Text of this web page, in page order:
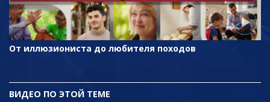
От иллюзиониста до любителя походов
ВИДЕО ПО ЭТОЙ ТЕМЕ